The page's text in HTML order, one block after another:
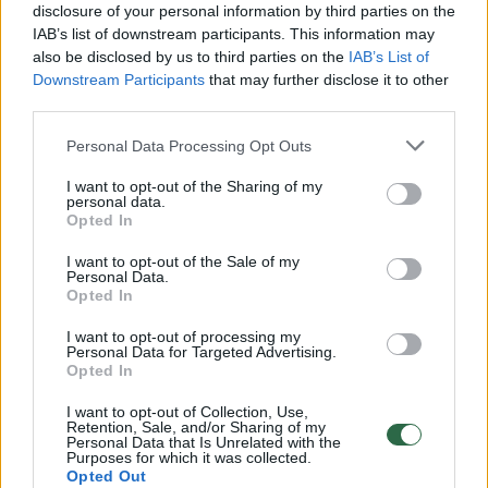
disclosure of your personal information by third parties on the
IAB’s list of downstream participants. This information may
also be disclosed by us to third parties on the IAB’s List of
Downstream Participants that may further disclose it to other
Personal Data Processing Opt Outs
I want to opt-out of the Sharing of my
personal data.
Opted In
I want to opt-out of the Sale of my
Personal Data.
Opted In
I want to opt-out of processing my
Personal Data for Targeted Advertising.
Opted In
I want to opt-out of Collection, Use,
Retention, Sale, and/or Sharing of my
Personal Data that Is Unrelated with the
Purposes for which it was collected.
Opted Out
00:00:49
Pateikė daugiau detalių apie iš tėvų paimtus šešis
vaikus: jiems kilusi grėsmė
Žinios | Lietuvos diena
00:00:30
Vaizdai iš tragiškos avarijos Vilniaus r.: dviejų moterų ir
vaiko gyvybių išgelbėti nepavyko
Nufilmavo, kaip patvino Vilniaus Vakarinis aplinkkelis:
vaizdas pribloškia
„Pagarba pirmajai premjerei“: pasidalijo jautriais